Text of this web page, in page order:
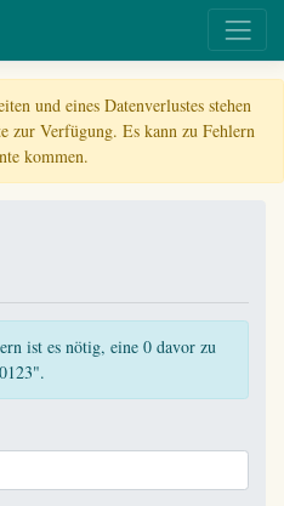
und eines Datenverlustes stehen
zur Verfügung. Es kann zu Fehlern
kommen.
ist es nötig, eine 0 davor zu